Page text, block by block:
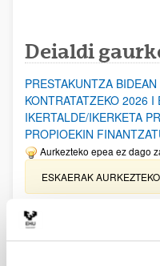
Deialdi
PRESTAKUNTZA
KONTRATATZEKO 2026
IKERTALDE/IKERKETA
PROPIOEKIN
Aurkezteko epea ez dago
ESKAERAK
UPV/EHUn Azpiegitura
erosi eta berritzeko